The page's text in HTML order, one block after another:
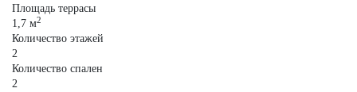
Площадь террасы
1,7 м2
Количество этажей
2
Количество спален
2